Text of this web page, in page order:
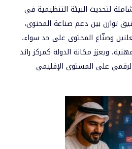
لتحديث البيئة التنظيمية في
توازن بين دعم صناعة المحتوى،
وصنّاع المحتوى على حد سواء،
ويعزز مكانة الدولة كمركز رائد
على المستوى الإقليمي